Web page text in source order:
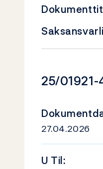
25/01921-
27.04.2026
U Til: